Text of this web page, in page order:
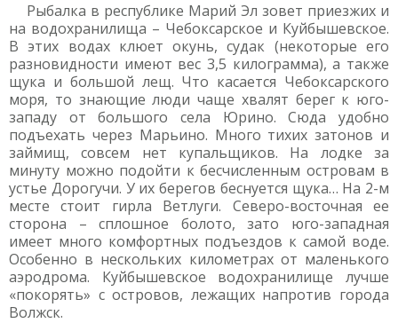
Рыбалка в республике Марий Эл зовет приезжих и
на водохранилища – Чебоксарское и Куйбышевское.
В этих водах клюет окунь, судак (некоторые его
разновидности имеют вес 3,5 килограмма), а также
щука и большой лещ. Что касается Чебоксарского
моря, то знающие люди чаще хвалят берег к юго-
западу от большого села Юрино. Сюда удобно
подъехать через Марьино. Много тихих затонов и
займищ, совсем нет купальщиков. На лодке за
минуту можно подойти к бесчисленным островам в
устье Дорогучи. У их берегов беснуется щука… На 2-м
месте стоит гирла Ветлуги. Северо-восточная ее
сторона – сплошное болото, зато юго-западная
имеет много комфортных подъездов к самой воде.
Особенно в нескольких километрах от маленького
аэродрома. Куйбышевское водохранилище лучше
«покорять» с островов, лежащих напротив города
Волжск.